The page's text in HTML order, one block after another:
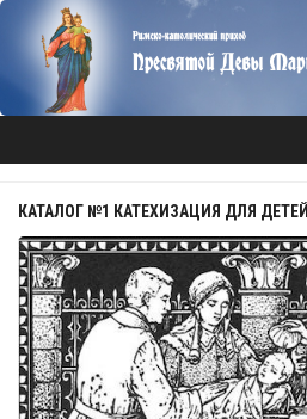
Перейти
содержанию
КАТАЛОГ №1 КАТЕХИЗАЦИЯ ДЛЯ ДЕТЕЙ